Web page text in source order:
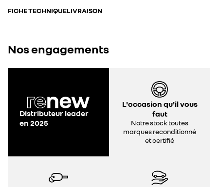
FICHE TECHNIQUELIVRAISON
Nos engagements
Distributeur leader
en 2025
L'occasion qu'il vous
faut
Notre stock toutes
marques reconditionné
et certifié